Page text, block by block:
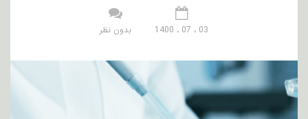
03 ، 07 ، 1400 بدون نظر